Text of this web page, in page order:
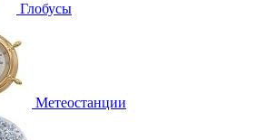
Глобусы
Метеостанции